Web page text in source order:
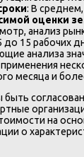
: В
оценки
анализ
до 15 рабочих
анализа
месяца и
на
о